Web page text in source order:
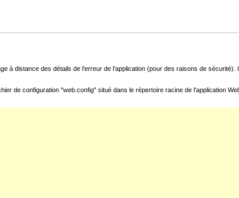
distance des détails de l'erreur de l'application (pour des raisons de sécurité).
de configuration "web.config" situé dans le répertoire racine de l'application